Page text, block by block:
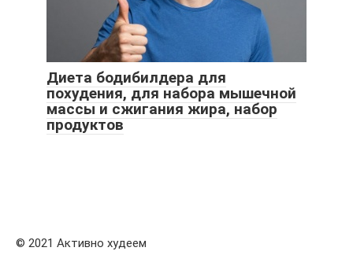
Диета бодибилдера для
похудения, для набора мышечной
массы и сжигания жира, набор
продуктов
© 2021 Активно худеем